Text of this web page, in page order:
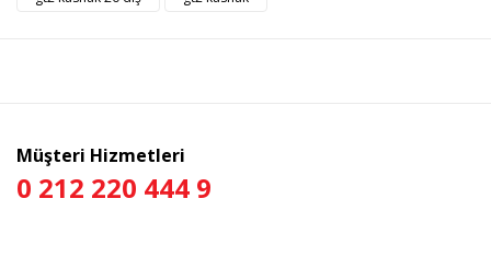
Müşteri Hizmetleri
0 212 220 444 9